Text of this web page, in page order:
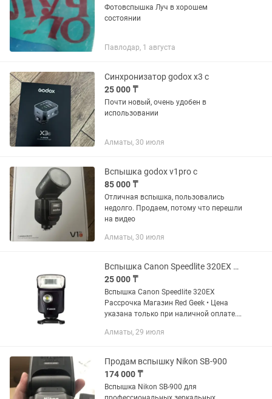
Фотовспышка Луч в хорошем
состоянии
Павлодар, 1 августа
Синхронизатор godox x3 c
25 000 ₸
Почти новый, очень удобен в
использовании
Алматы, 30 июля
Вспышка godox v1pro c
85 000 ₸
Отличная вспышка, пользовались
недолго. Продаем, потому что перешли
на видео
Алматы, 30 июля
Вспышка Canon Speedlite 320EX Рассрочка Магазин Red Geek
25 000 ₸
Вспышка Canon Speedlite 320EX
Рассрочка Магазин Red Geek • Цена
указана только при наличной оплате.
которая на витрине • Рассрочка 0-0-12
Алматы, 29 июля
Продам вспышку Nikon SB-900
174 000 ₸
Вспышка Nikon SB-900 для